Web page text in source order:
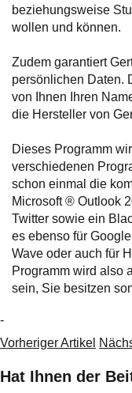
beziehungsweise
wollen und können.
Zudem garantiert
persönlichen Daten.
von Ihnen Ihren
die Hersteller von
Dieses Programm
verschiedenen
schon einmal die
Microsoft ® Outlook
Twitter sowie ein
es ebenso für
Wave oder auch für
Programm wird also
sein, Sie besitzen
-
Vorheriger Artikel
Hat Ihnen der